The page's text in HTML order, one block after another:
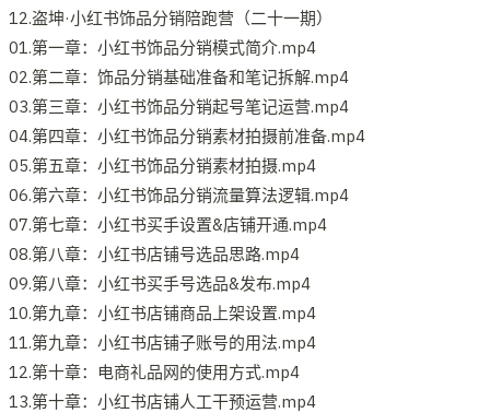
12.盗坤·小红书饰品分销陪跑营（二十一期）
01.第一章：小红书饰品分销模式简介.mp4
02.第二章：饰品分销基础准备和笔记拆解.mp4
03.第三章：小红书饰品分销起号笔记运营.mp4
04.第四章：小红书饰品分销素材拍摄前准备.mp4
05.第五章：小红书饰品分销素材拍摄.mp4
06.第六章：小红书饰品分销流量算法逻辑.mp4
07.第七章：小红书买手设置&店铺开通.mp4
08.第八章：小红书店铺号选品思路.mp4
09.第八章：小红书买手号选品&发布.mp4
10.第九章：小红书店铺商品上架设置.mp4
11.第九章：小红书店铺子账号的用法.mp4
12.第十章：电商礼品网的使用方式.mp4
13.第十章：小红书店铺人工干预运营.mp4